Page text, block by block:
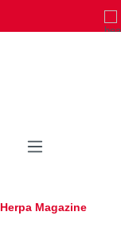
Zum Hauptinhalt
Herpa Magazine